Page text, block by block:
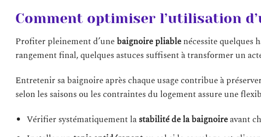
Comment optimiser l’utilisation
Profiter pleinement d’unebaignoire pliablenécessite quelques
rangement final, quelques astuces suffisent à transformer un
Entretenir sa baignoire après chaque usage contribue à
selon les saisons ou les contraintes du logement assure une
Vérifier systématiquement lastabilité de la baignoireavant